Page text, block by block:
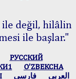
ile değil, hilâlin
ile başlar."
РУССКИЙ
O’ZBEKCHA
العربي فارسی